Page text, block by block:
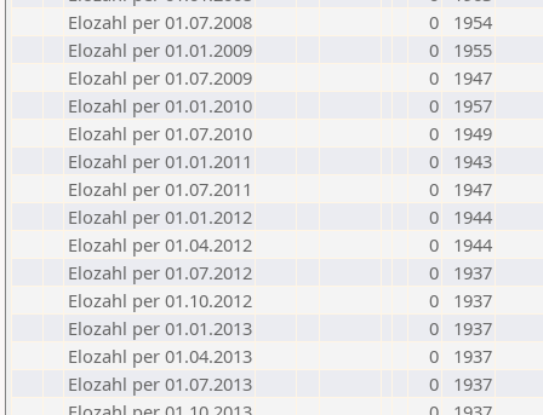
Elozahl per 01.07.2008
0
1954
Elozahl per 01.01.2009
0
1955
Elozahl per 01.07.2009
0
1947
Elozahl per 01.01.2010
0
1957
Elozahl per 01.07.2010
0
1949
Elozahl per 01.01.2011
0
1943
Elozahl per 01.07.2011
0
1947
Elozahl per 01.01.2012
0
1944
Elozahl per 01.04.2012
0
1944
Elozahl per 01.07.2012
0
1937
Elozahl per 01.10.2012
0
1937
Elozahl per 01.01.2013
0
1937
Elozahl per 01.04.2013
0
1937
Elozahl per 01.07.2013
0
1937